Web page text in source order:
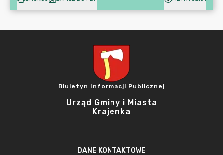
Biuletyn Informacji Publicznej
Urząd Gminy i Miasta
Krajenka
DANE KONTAKTOWE